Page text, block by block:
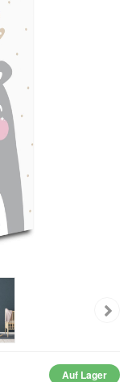
Auf Lager